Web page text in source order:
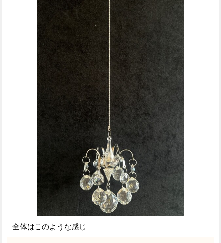
全体はこのような感じ